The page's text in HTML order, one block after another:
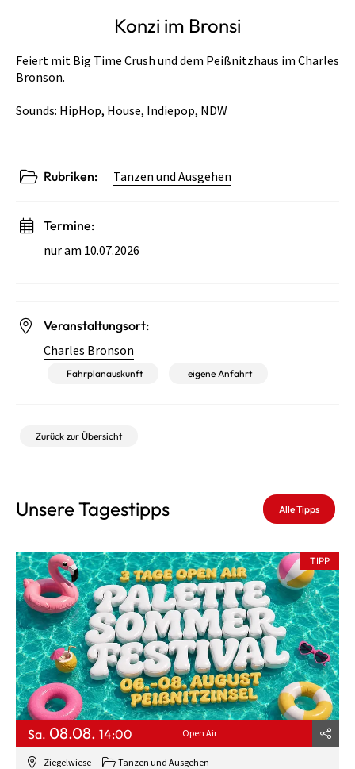
Konzi im Bronsi
Feiert mit Big Time Crush und dem Peißnitzhaus im Charles
Bronson.
Sounds: HipHop, House, Indiepop, NDW
Rubriken: Tanzen und Ausgehen
Termine:
nur am 10.07.2026
Veranstaltungsort:
Charles Bronson
Fahrplanauskunft eigene Anfahrt
Zurück zur Übersicht
Unsere Tagestipps Alle Tipps
Ziegelwiese Tanzen und Ausgehen
TIPP
Sa. 08.08. 14:00 Open Air